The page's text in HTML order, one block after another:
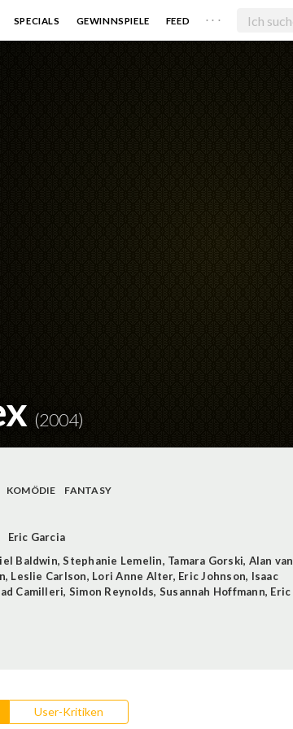
SPECIALS GEWINNSPIELE FEED . . .
(2004)
KOMÖDIE
FANTASY
Eric Garcia
Baldwin,Stephanie Lemelin, Tamara Gorski, Alan van
, Leslie Carlson, Lori Anne Alter, Eric Johnson, Isaac
Camilleri, Simon Reynolds, Susannah Hoffmann, Eric
User-Kritiken